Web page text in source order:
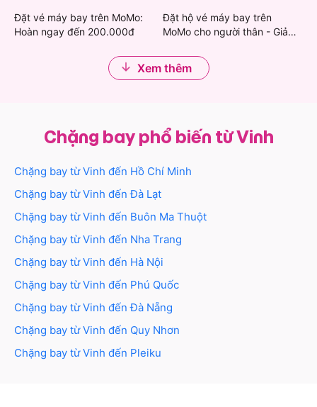
Cùng MoMo tận hưởng chuyến bay Vinh - Cần Thơ
giá tốt nhất nhé!
Đặt vé máy bay trên MoMo:
Hoàn ngay đến 200.000đ
Đặt hộ vé máy bay trên
MoMo cho người thân - Giảm
Xem thêm
Chặng bay phổ biến từ Vinh
Chặng bay từVinh đến Hồ Chí Minh
Chặng bay từVinh đếnĐà Lạt
Chặng bay từVinh đến Buôn Ma Thuột
Chặng bay từVinh đến Nha Trang
Chặng bay từVinh đến Hà Nội
Chặng bay từVinh đến Phú Quốc
Chặng bay từVinh đếnĐà Nẵng
Chặng bay từVinh đến Quy Nhơn
Chặng bay từVinh đến Pleiku